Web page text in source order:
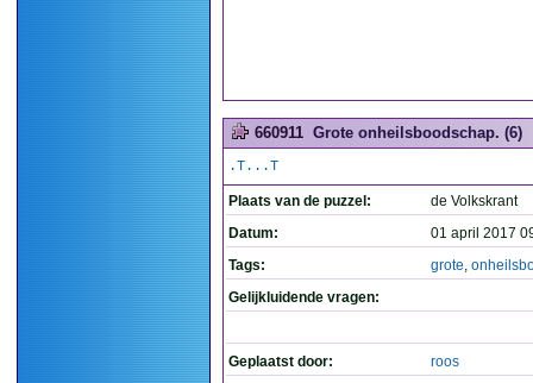
660911 Grote onheilsboodschap. (6)
.T...T
Plaats van de puzzel:
de Volkskrant
Datum:
01 april 2017
Tags:
grote,
Gelijkluidende vragen:
Geplaatst door: roos